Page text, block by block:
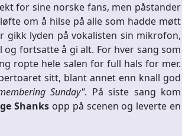
for sine norske fans, men påstander
om å hilse på alle som hadde møtt
gikk lyden på vokalisten sin mikrofon,
fortsatte å gi alt. For hver sang som
ropte hele salen for full hals for mer.
sitt, blant annet enn knall god
Sunday". På siste sang kom
Shanks opp på scenen og leverte en